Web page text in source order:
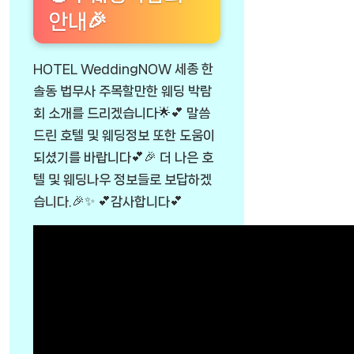
안내🎉
HOTEL WeddingNOW 세종 한
솔동 법무사 주목할만한 웨딩 박람
회 소개를 드리겠습니다🌟💕 말씀
드린 호텔 및 웨딩정보 또한 도움이
되셨기를 바랍니다💕🎉 더 나은 호
텔 및 웨딩나우 정보들로 보답하겠
습니다.🎉✨ 💕감사합니다💕